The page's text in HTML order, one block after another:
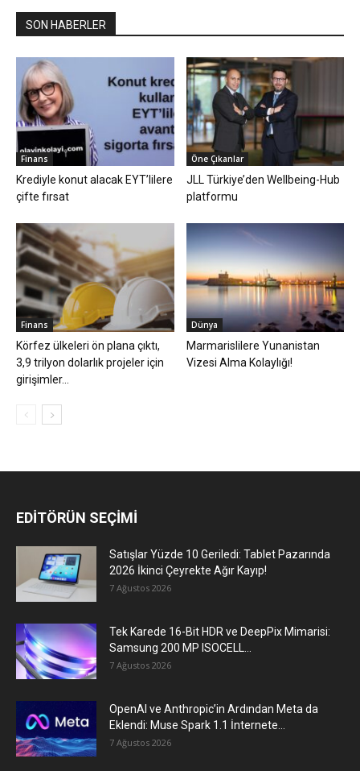
SON HABERLER
Finans
Krediyle konut alacak EYT’lilere
çifte fırsat
Öne Çıkanlar
JLL Türkiye’den Wellbeing-Hub
platformu
Finans
Körfez ülkeleri ön plana çıktı,
3,9 trilyon dolarlık projeler için
girişimler...
Dünya
Marmarislilere Yunanistan
Vizesi Alma Kolaylığı!
EDİTÖRÜN SEÇİMİ
Satışlar Yüzde 10 Geriledi: Tablet Pazarında
2026 İkinci Çeyrekte Ağır Kayıp!
7 Ağustos 2026
Tek Karede 16-Bit HDR ve DeepPix Mimarisi:
Samsung 200 MP ISOCELL...
7 Ağustos 2026
OpenAI ve Anthropic’in Ardından Meta da
Eklendi: Muse Spark 1.1 İnternete...
7 Ağustos 2026